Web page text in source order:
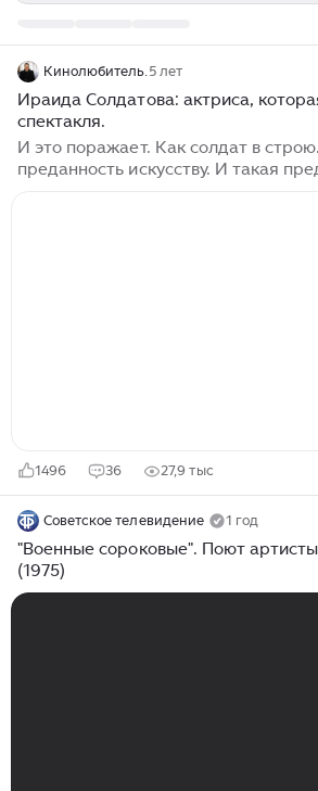
Кинолюбитель. 5 лет
Ираида Солдатова: актриса,
спектакля.
И это поражает. Как солдат в
преданность искусству. И такая
1496 36 27,9 тыс
Советское телевидение 1 год
"Военные сороковые". Поют
(1975)